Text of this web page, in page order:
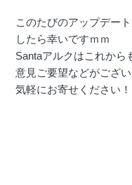
このたびのアップデー
したら幸いですｍｍ
Santaアルクはこれから
意見ご要望などがござ
気軽にお寄せください！